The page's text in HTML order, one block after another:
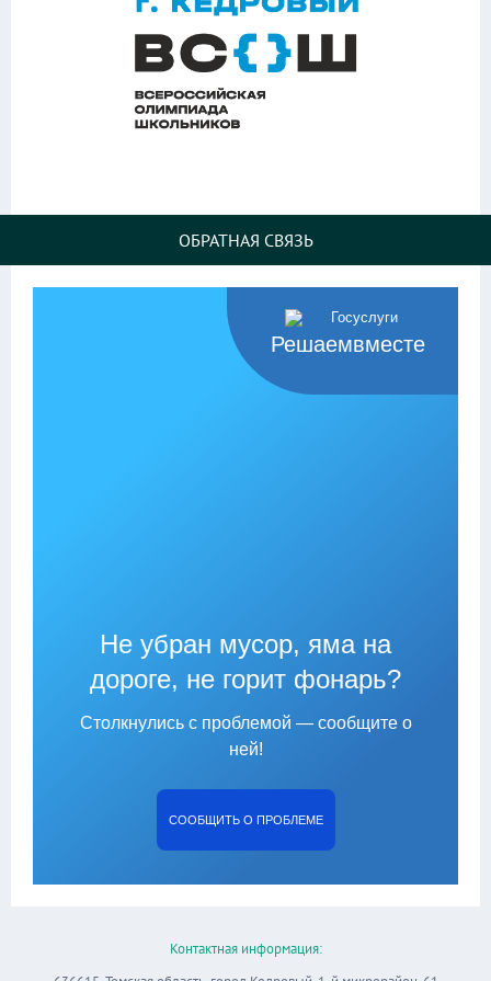
ОБРАТНАЯ СВЯЗЬ
Решаемвместе
Не убран мусор, яма на
дороге, не горит фонарь?
Столкнулись с проблемой — сообщите о
ней!
СООБЩИТЬ О ПРОБЛЕМЕ
Контактная информация: